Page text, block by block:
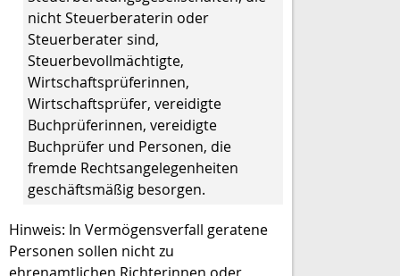
nicht Steuerberaterin oder
Steuerberater sind,
Steuerbevollmächtigte,
Wirtschaftsprüferinnen,
Wirtschaftsprüfer, vereidigte
Buchprüferinnen, vereidigte
Buchprüfer und Personen, die
fremde Rechtsangelegenheiten
geschäftsmäßig besorgen.
Hinweis: In Vermögensverfall geratene
Personen sollen nicht zu